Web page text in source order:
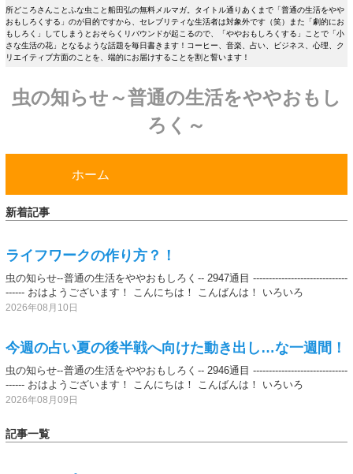
所どころさんことふな虫こと船田弘の無料メルマガ。タイトル通りあくまで「普通の生活をやや
おもしろくする」のが目的ですから、セレブリティな生活者は対象外です（笑）また「劇的にお
もしろく」してしまうとおそらくリバウンドが起こるので、「ややおもしろくする」ことで「小
さな生活の花」となるような話題を毎日書きます！コーヒー、音楽、占い、ビジネス、心理、ク
リエイティブ方面のことを、端的にお届けすることを割と誓います！
虫の知らせ～普通の生活をややおもし
ろく～
ホーム
新着記事
ライフワークの作り方？！
虫の知らせ--普通の生活をややおもしろく-- 2947通目 ------------------------------
------ おはようございます！ こんにちは！ こんばんは！ いろいろ
2026年08月10日
今週の占い夏の後半戦へ向けた動き出し…な一週間！
虫の知らせ--普通の生活をややおもしろく-- 2946通目 ------------------------------
------ おはようございます！ こんにちは！ こんばんは！ いろいろ
2026年08月09日
記事一覧